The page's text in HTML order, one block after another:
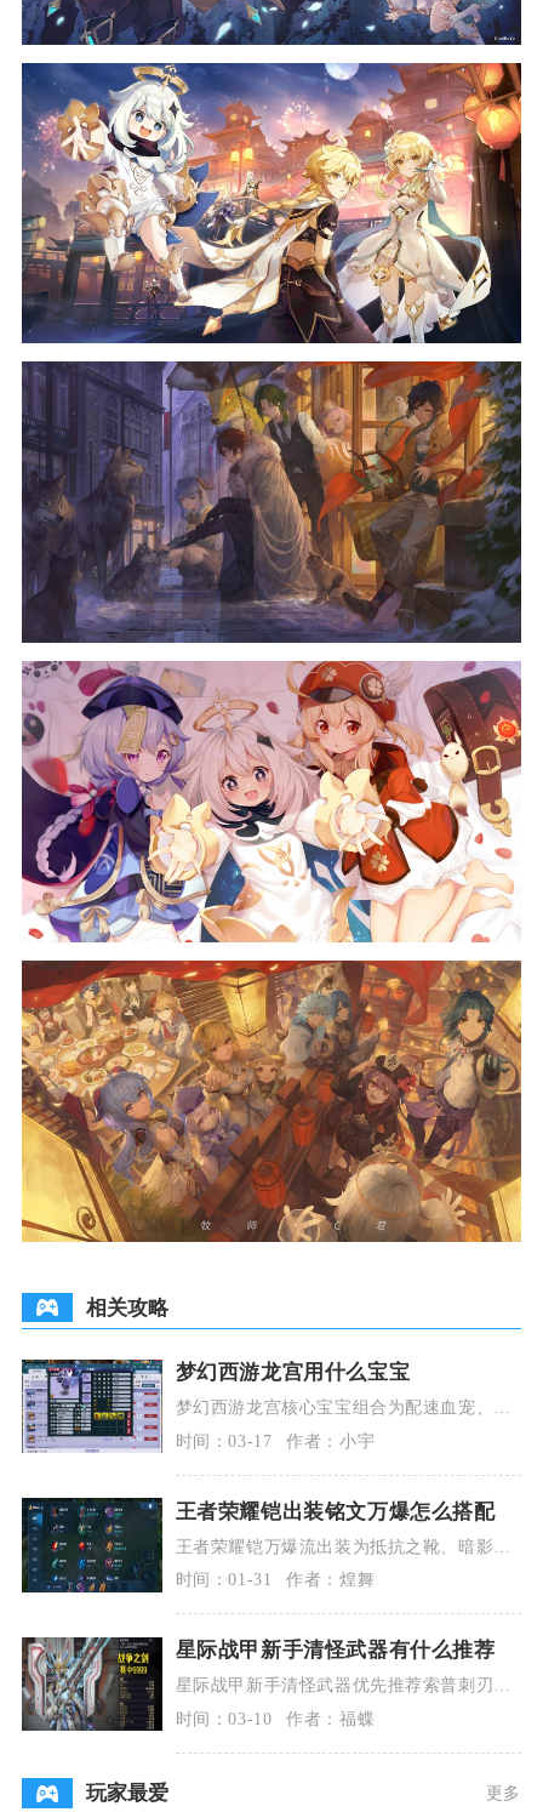
相关攻略
梦幻西游龙宫用什么宝宝
梦幻西游龙宫核心宝宝组合为配速血宠、龟
速血宠、须弥法宠、隐攻宠与连善攻宠，五
类宝宝搭配覆盖
时间：03-17 作者：小宇
王者荣耀铠出装铭文万爆怎么搭配
王者荣耀铠万爆流出装为抵抗之靴、暗影战
斧、无尽战刃、宗师之力、破军、名刀·司
命，铭文选择1
时间：01-31 作者：煌舞
星际战甲新手清怪武器有什么推荐
星际战甲新手清怪武器优先推荐索普刺刃、
赤毒·食人女魔、海波斯库拉对剑、拉特昂、
迅发电浆炮，
时间：03-10 作者：福蝶
玩家最爱 更多